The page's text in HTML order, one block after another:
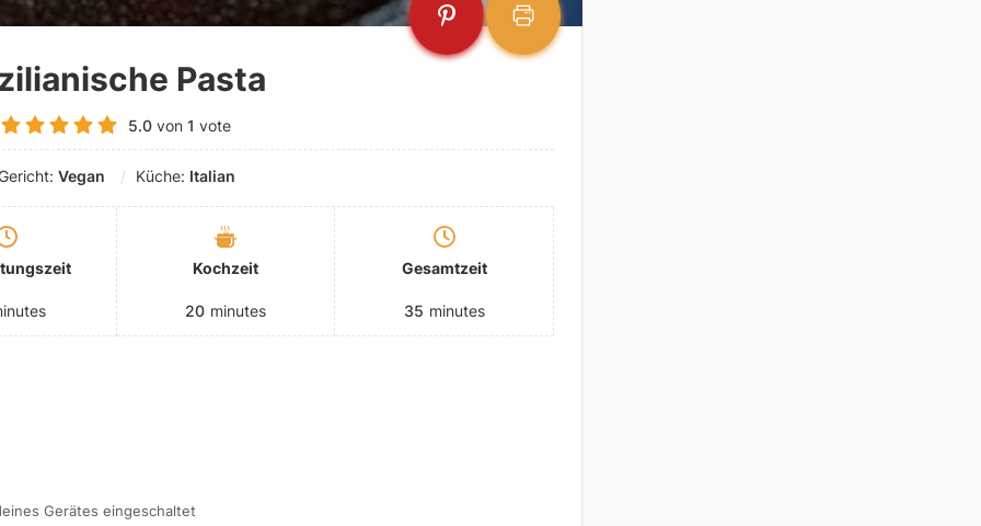
Pasta
5.0 von 1 vote
Vegan Küche: Italian
Kochzeit
20 minutes
Gesamtzeit
35 minutes
Gerätes eingeschaltet